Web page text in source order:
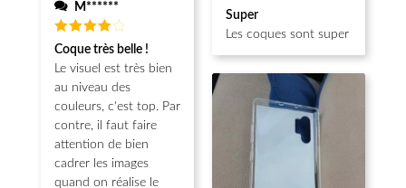
M******
Note4
sur 5
Coque très belle !
Le visuel est très bien
au niveau des
couleurs, c'est top. Par
contre, il faut faire
attention de bien
cadrer les images
quand on réalise le
Note
sur 5
Super
Les coques sont super